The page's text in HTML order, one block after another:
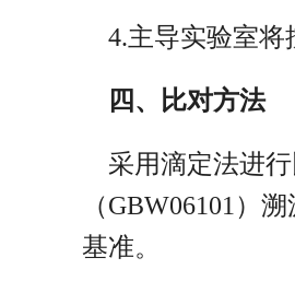
4.主导实验室将
四、比对方法
采用滴定法进行
（GBW06101）
基准。